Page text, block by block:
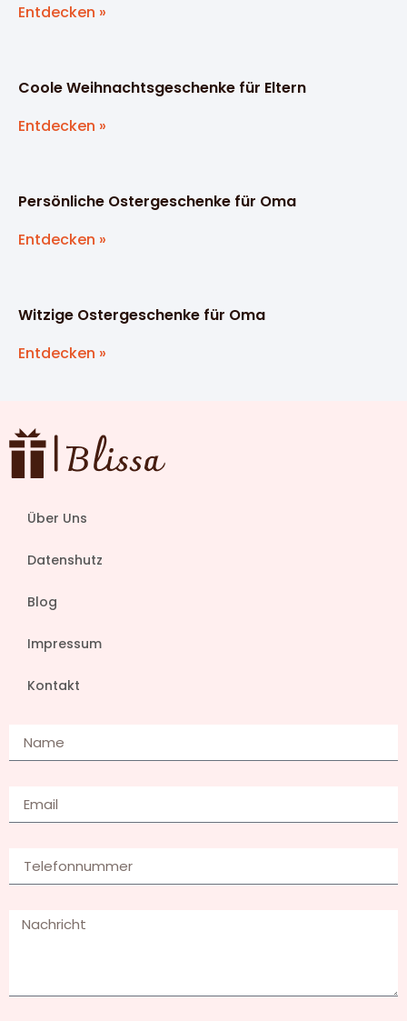
Entdecken »
Coole Weihnachtsgeschenke für Eltern
Entdecken »
Persönliche Ostergeschenke für Oma
Entdecken »
Witzige Ostergeschenke für Oma
Entdecken »
Über Uns
Datenshutz
Blog
Impressum
Kontakt